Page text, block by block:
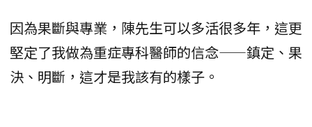
因為果斷與專業，陳先生可以多活很多年，這更
堅定了我做為重症專科醫師的信念——鎮定、果
決、明斷，這才是我該有的樣子。